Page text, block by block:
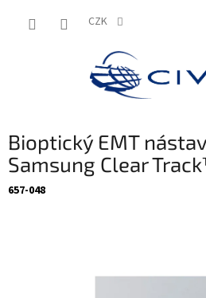
CZK
Bioptický EMT
Samsung Clear
657-048